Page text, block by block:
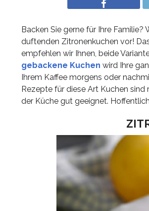
Backen Sie gerne für Ihre
duftenden Zitronenkuchen vor!
empfehlen wir Ihnen, beide
gebackene Kuchen wird Ihre
Ihrem Kaffee morgens oder
Rezepte für diese Art Kuchen
der Küche gut geeignet.